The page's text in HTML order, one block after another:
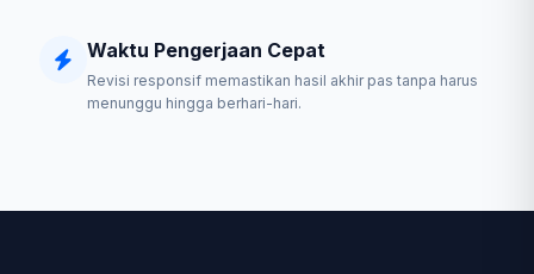
Waktu Pengerjaan Cepat
Revisi responsif memastikan hasil akhir pas tanpa harus
menunggu hingga berhari-hari.